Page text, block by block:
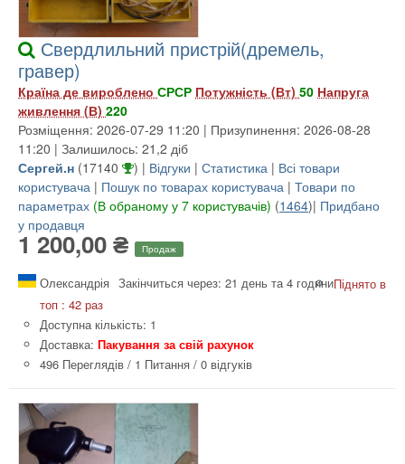
Свердлильний пристрій(дремель,
гравер)
Країна де вироблено СРСР Потужність (Вт) 50 Напруга
живлення (В) 220
Розміщення: 2026-07-29 11:20 | Призупинення: 2026-08-28
11:20 | Залишилось: 21,2 діб
Сергей.н (17140 ) | Відгуки | Статистика | Всі товари
користувача | Пошук по товарах користувача | Товари по
параметрах (В обраному у 7 користувачів) (1464)| Придбано
у продавця
1 200,00 ₴ Продаж
Олександрія Закінчиться через: 21 день та 4 годиниПіднято в
топ : 42 раз
Доступна кількість: 1
Доставка: Пакування за свій рахунок
496 Переглядів / 1 Питання / 0 відгуків